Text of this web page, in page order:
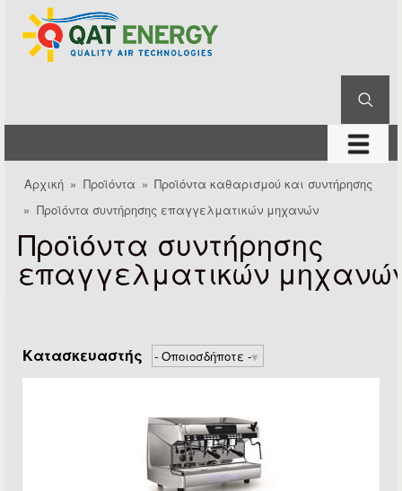
κυρίως περιεχόμενο
QAT
Energy
μενού
Είστε εδώ
Αρχική » Προϊόντα » Προϊόντα καθαρισμού και συντήρησης
» Προϊόντα συντήρησης επαγγελματικών μηχανών
Προϊόντα συντήρησης
επαγγελματικών
Κατασκευαστής